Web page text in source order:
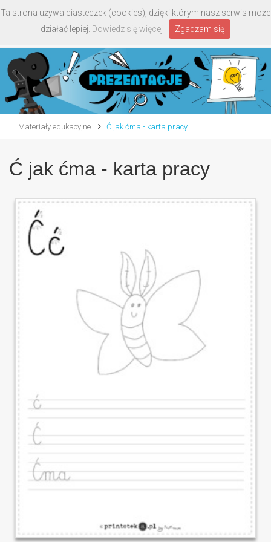
Materiały edukacyjne Ć jak ćma - karta pracy
Ć jak ćma - karta pracy
Ta strona używa ciasteczek (cookies), dzięki którym nasz serwis może
działać lepiej. Dowiedz się więcej Zgadzam się